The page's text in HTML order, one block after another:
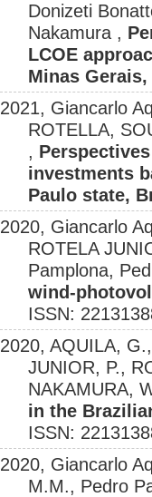
Donizeti
Nakamura ,
LCOE
Minas
2021, Giancarlo
ROTELLA,
,
investments
Paulo state,
2020, Giancarlo
ROTELA
Pamplona,
wind-
ISSN:
2020, AQUILA,
JUNIOR, P.,
NAKAMURA,
in the
ISSN:
2020, Giancarlo
M.M., Pedro